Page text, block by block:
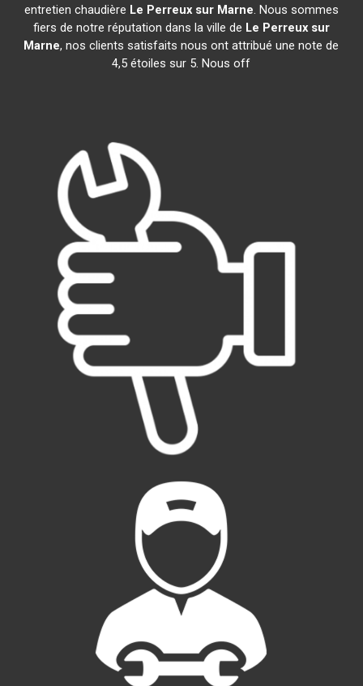
entretien chaudière Le Perreux sur Marne. Nous sommes
fiers de notre réputation dans la ville de Le Perreux sur
Marne, nos clients satisfaits nous ont attribué une note de
4,5 étoiles sur 5. Nous off